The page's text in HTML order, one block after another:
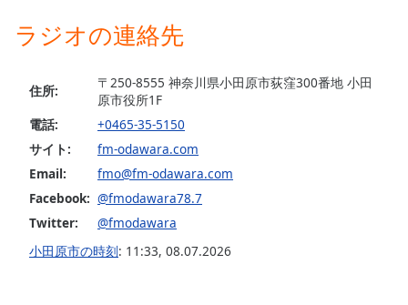
subtitles
subtitles
settings
dialog
subtitles
off,
selected
Track
ラジオの連絡先
住所:
〒250-8555 神奈川県小田原市荻窪300番地 小田
原市役所1F
電話:
+0465-35-5150
サイト:
fm-odawara.com
Email:
fmo@fm-odawara.com
Facebook: @fmodawara78.7
Twitter:
@fmodawara
小田原市の時刻: 11:33, 08.07.2026